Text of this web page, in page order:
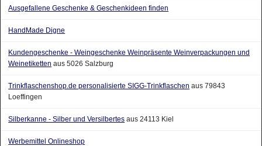
Ausgefallene Geschenke & Geschenkideen finden
HandMade Digne
Kundengeschenke - Weingeschenke Weinpräsente Weinverpackungen und
Weinetiketten aus 5026 Salzburg
Trinkflaschenshop.de personalisierte SIGG-Trinkflaschen aus 79843
Loeffingen
Silberkanne - Silber und Versilbertes aus 24113 Kiel
Werbemittel Onlineshop